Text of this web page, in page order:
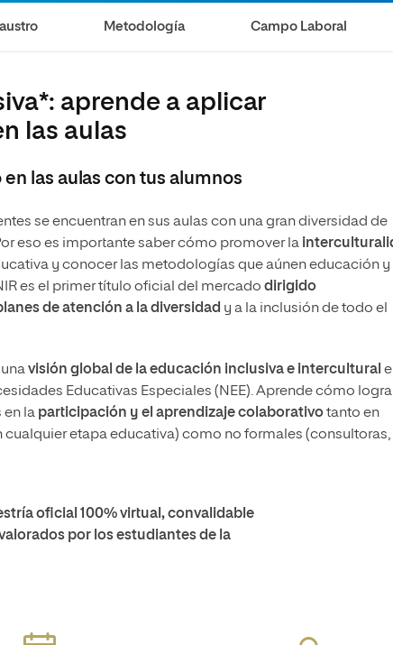
en Enseñanza del Inglés
Lengua Extranjera
Metodología Campo Laboral
aprende a aplicar
las aulas
las aulas con tus alumnos
se encuentran en sus aulas con una gran diversidad de
eso es importante saber cómo promover la
y conocer las metodologías que aúnen educación y
es el primer título oficial del mercado dirigido
de atención a la diversidad y a la inclusión de todo el
visión global de la educación inclusiva e intercultural
Educativas Especiales (NEE). Aprende cómo
en la participación y el aprendizaje colaborativotanto en
etapa educativa) como no formales (consultoras,
oficial 100% virtual, convalidable
por los estudiantes de la